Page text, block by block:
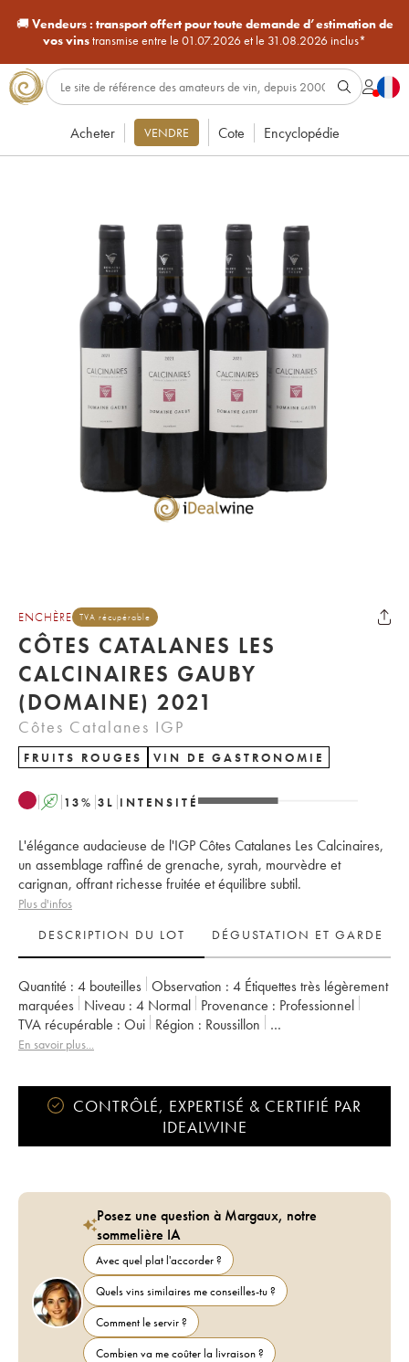
🚚Vendeurs : transport offert pour toute demande d’estimation de
vos vinstransmise entre le 01.07.2026 et le 31.08.2026 inclus*
Acheter VENDRE Cote Encyclopédie
ENCHÈRE TVA récupérable
CÔTES CATALANES LES
CALCINAIRES GAUBY
(DOMAINE) 2021
Côtes Catalanes IGP
FRUITS ROUGES VIN DE GASTRONOMIE
A 13% 3 L INTENSITÉ
L'élégance audacieuse de l'IGP Côtes Catalanes Les Calcinaires,
un assemblage raffiné de grenache, syrah, mourvèdre et
carignan, offrant richesse fruitée et équilibre subtil.
Plus d'infos
DESCRIPTION DU LOT
DÉGUSTATION ET GARDE
Quantité : 4 bouteilles Observation : 4 Étiquettes très légèrement
marquées
Niveau : 4 Normal Provenance :
professionnel
TVA récupérable :
oui Région :
Roussillon
Appellation :
En savoir plus...
CONTRÔLÉ, EXPERTISÉ & CERTIFIÉ PAR
IDEALWINE
Posez une question à Margaux, notre
sommelière IA
Avec quel plat l'accorder ?
Quels vins similaires me conseilles-tu ?
Comment le servir ?
Combien va me coûter la livraison ?